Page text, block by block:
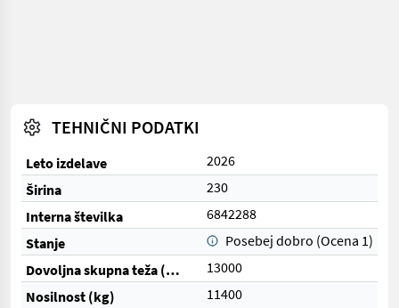
TEHNIČNI PODATKI
Leto izdelave
2026
Širina
230
Interna številka
6842288
Stanje
Posebej dobro (Ocena 1)
Dovoljna skupna teža (kg)
13000
Nosilnost (kg)
11400